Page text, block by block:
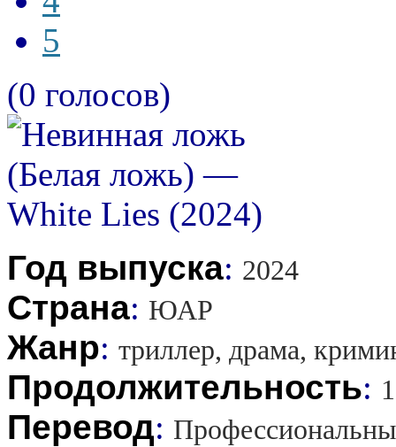
5
(0 голосов)
Год выпуска: 2024
Страна: ЮАР
Жанр: триллер, драма,
Продолжительность:
Перевод: